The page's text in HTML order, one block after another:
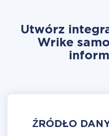
Utwórz
Wrike
ŹRÓDŁO